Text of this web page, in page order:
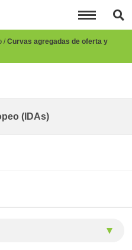
Curvas agregadas de oferta y
(IDAs)